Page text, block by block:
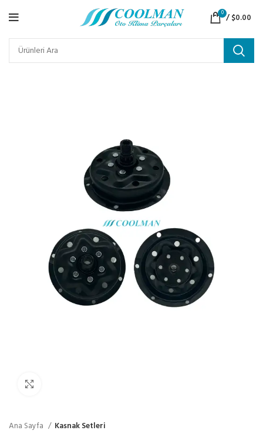
0 /$0.00
Ana Sayfa Kasnak Setleri